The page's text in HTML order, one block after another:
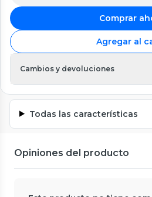
Comprar
Agregar al
Cambios y devoluciones
Todas las características
Opiniones del producto